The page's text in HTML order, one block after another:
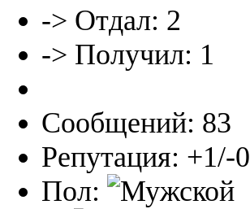
-> Отдал: 2
-> Получил: 1
Сообщений: 83
Репутация: +1/-0
Пол: